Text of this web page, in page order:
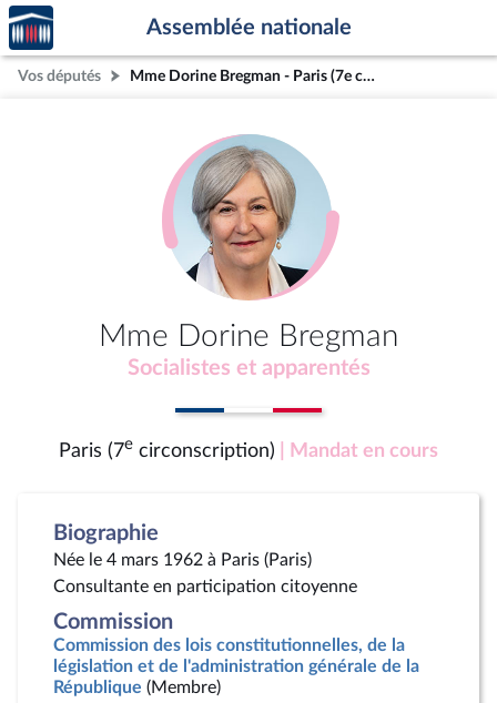
Aller au contenu
Aller en bas de la page
Accèder
à la
page
d'accueil
Assemblée nationale
Vos députés Mme Dorine Bregman - Paris (7e circonscription)
Mme Dorine Bregman
Socialistes et apparentés
Paris (7e circonscription) | Mandat en cours
Biographie
Née le 4 mars 1962 à Paris (Paris)
Consultante en participation citoyenne
Commission
Commission des lois constitutionnelles, de la
législation et de l'administration générale de la
République (Membre)